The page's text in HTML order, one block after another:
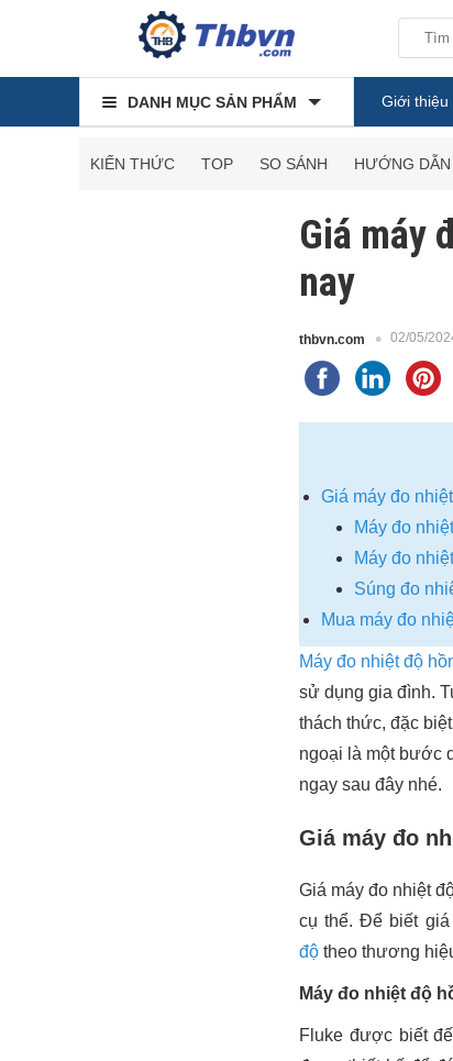
DANH MỤC SẢN PHẨM Giới thiệu
KIẾN THỨC TOP SO SÁNH HƯỚNG
Giá máy
nay
thbvn.com 02/05/
Giá máy đo
Máy đo
Máy đo
Súng đo
Mua máy đo
Máy đo nhiệt độ
sử dụng gia đình.
thách thức, đặc
ngoại là một bước
ngay sau đây nhé.
Giá máy đo
Giá máy đo nhiệt
cụ thể. Để biết
độ theo thương
Máy đo nhiệt độ
Fluke được biết